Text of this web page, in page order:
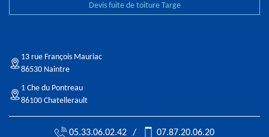
Devis fuite de toiture Targe
13 rue François Mauriac
86530 Naintre
1 Che du Pontreau
86100 Chatellerault
05.33.06.02.42 / 07.87.20.06.20